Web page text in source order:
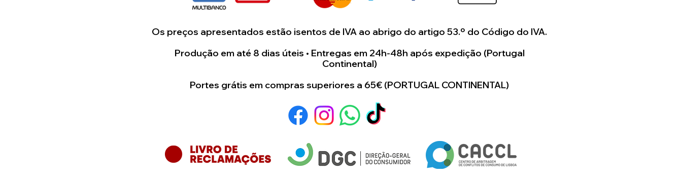
Os preços apresentados estão isentos de IVA ao abrigo do artigo 53.º do Código do IVA.
Produção em até 8 dias úteis • Entregas em 24h-48h após expedição (Portugal
Continental)
Portes grátis em compras superiores a 65€ (PORTUGAL CONTINENTAL)